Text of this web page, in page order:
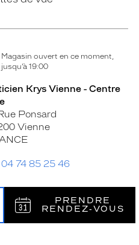
Magasin ouvert en ce moment,
jusqu’à 19:00
Krys Vienne - Centre
Ponsard
Vienne
04 74 85 25 46
PRENDRE
RENDEZ‑VOUS